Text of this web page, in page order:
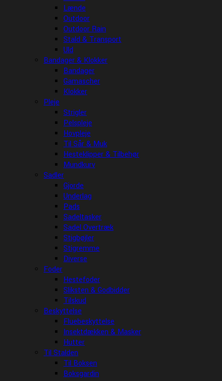
Lænde
Outdoor
Outdoor Rain
Stald & Transport
Uld
Bandager & Klokker
Bandager
Gamascher
Klokker
Pleje
Strigler
Pelspleje
Hovpleje
Til Sår & Muk
Hesteklipper & Tilbehør
Mundkurv
Sadler
Gjorde
Underlag
Pads
Sadeltasker
Sadel Overtræk
Stigbøjler
Stigremme
Diverse
Foder
Hestefoder
Sliksten & Godbidder
Tilskud
Beskyttelse
Fluebeskyttelse
Insektdækken & Masker
Hutter
Til Stalden
Til Boksen
Boksgardin